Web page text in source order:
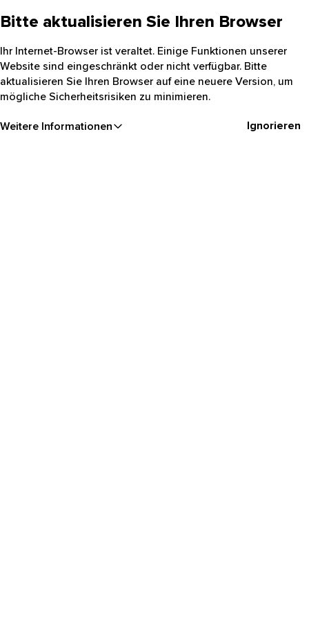
Bitte aktualisieren Sie Ihren Browser
Ihr Internet-Browser ist veraltet. Einige Funktionen unserer
Website sind eingeschränkt oder nicht verfügbar. Bitte
aktualisieren Sie Ihren Browser auf eine neuere Version, um
mögliche Sicherheitsrisiken zu minimieren.
Weitere Informationen Ignorieren